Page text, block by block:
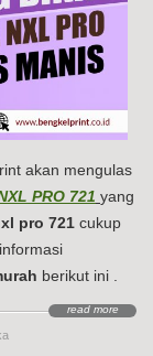
akan mengulas
PRO 721 yang
pro 721 cukup
berikut ini .
read more